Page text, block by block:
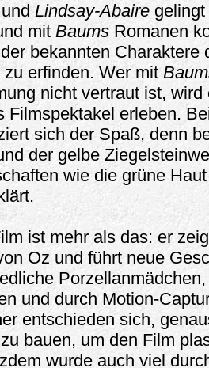
Lindsay-Abaire
mit Baums Romanen
bekannten Charaktere
erfinden. Wer mit
nicht vertraut ist,
Filmspektakel erleben.
sich der Spaß, denn
der gelbe
wie die grüne
ist mehr als das: er
Oz und führt neue
und durch Motion-
entschieden sich,
bauen, um den Film
wurde auch viel